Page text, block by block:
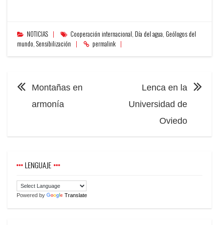
NOTICIAS Cooperación internacional, Día del agua, Geólogos del
mundo, Sensibilización permalink
NAVEGACIÓN
Montañas en
armonía
Lenca en la
Universidad de
Oviedo
LENGUAJE
Powered by Translate